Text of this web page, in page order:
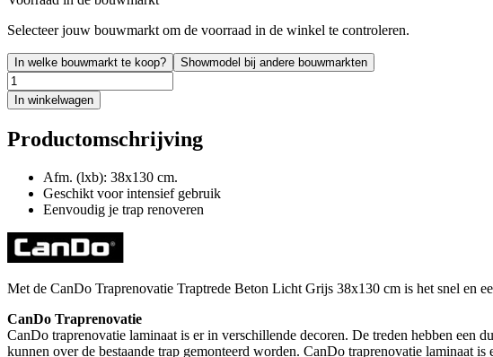
Selecteer jouw bouwmarkt om de voorraad in de winkel te controleren.
In welke bouwmarkt te koop? Showmodel bij andere bouwmarkten
In winkelwagen
Productomschrijving
Afm. (lxb): 38x130 cm.
Geschikt voor intensief gebruik
Eenvoudig je trap renoveren
Met de CanDo Traprenovatie Traptrede Beton Licht Grijs 38x130 cm is het snel en
CanDo Traprenovatie
CanDo traprenovatie laminaat is er in verschillende decoren. De treden hebben een
kunnen over de bestaande trap gemonteerd worden. CanDo traprenovatie laminaat